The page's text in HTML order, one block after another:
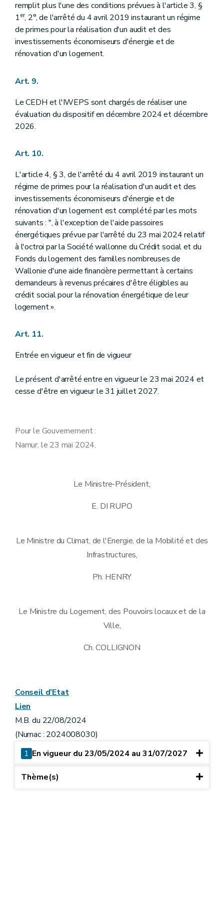
remplit plus l'une des conditions prévues à l'article 3, §
1er, 2°, de l'arrêté du 4 avril 2019 instaurant un régime
de primes pour la réalisation d'un audit et des
investissements économiseurs d'énergie et de
rénovation d'un logement.
Art. 9.
Le CEDH et l'IWEPS sont chargés de réaliser une
évaluation du dispositif en décembre 2024 et décembre
2026.
Art. 10.
L'article 4, § 3, de l'arrêté du 4 avril 2019 instaurant un
régime de primes pour la réalisation d'un audit et des
investissements économiseurs d'énergie et de
rénovation d'un logement est complété par les mots
suivants : ", à l'exception de l'aide passoires
énergétiques prévue par l'arrêté du 23 mai 2024 relatif
à l'octroi par la Société wallonne du Crédit social et du
Fonds du logement des familles nombreuses de
Wallonie d'une aide financière permettant à certains
demandeurs à revenus précaires d'être éligibles au
crédit social pour la rénovation énergétique de leur
logement ».
Art. 11.
Entrée en vigueur et fin de vigueur
Le présent d'arrêté entre en vigueur le 23 mai 2024 et
cesse d'être en vigueur le 31 juillet 2027.
Pour le Gouvernement :
Namur, le 23 mai 2024.
Le Ministre-Président,
E. DI RUPO
Le Ministre du Climat, de l'Energie, de la Mobilité et des
Infrastructures,
Ph. HENRY
Le Ministre du Logement, des Pouvoirs locaux et de la
Ville,
Ch. COLLIGNON
Conseil d’Etat
Lien
M.B. du 22/08/2024
(Numac : 2024008030)
1 En vigueur du 23/05/2024 au 31/07/2027
Thème(s)